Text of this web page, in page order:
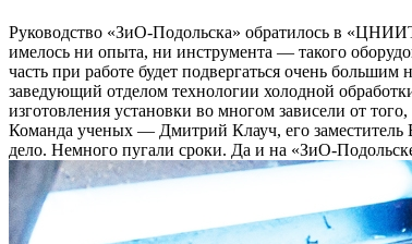
Руководство «ЗиО-Подольска» обратилось в
имелось ни опыта, ни инструмента — такого
часть при работе будет подвергаться очень
заведующий отделом технологии холодной
изготовления установки во многом зависели от
Команда ученых — Дмитрий Клауч, его
дело. Немного пугали сроки. Да и на «ЗиО-